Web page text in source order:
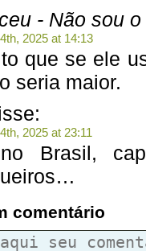
- Não sou
2025 at 14:13
que se ele
seria maior.
2025 at 23:11
Brasil,
comentário